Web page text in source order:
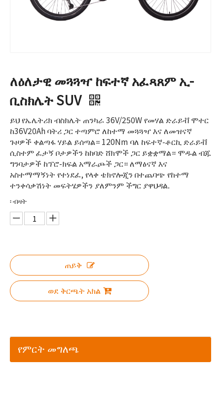
ለዕለታዊ መጓጓዣ ከፍተኛ አፈጻጸም ኢ-
ቢስክሌት SUV
ይህ የኤሌትሪክ ብስክሌት ጠንካራ 36V/250W የመሃል ድራይቭ ሞተር
ከ36V20Ah ባትሪ ጋር ተጣምሮ ለከተማ መጓጓዣ እና ለመዝናኛ
ጉዞዎች ቀልጣፋ ሃይል ይሰጣል። 120Nm ባለ ከፍተኛ-ቶርኪ ድራይቭ
ሲስተም ፈታኝ ቦታዎችን ከከባድ ሸክሞች ጋር ይቋቋማል። ሞዱል ብጁ
ግንባታዎች ከፕሮ-ክፍል አማራጮች ጋር። ለማፅናኛ እና
አስተማማኝነት የተነደፈ, የላቀ ቴክኖሎጂን በተጨባጭ የከተማ
ተንቀሳቃሽነት መፍትሄዎችን ያለምንም ችግር ያዋህዳል.
፡ ብዛት
ጠይቅ
ወደ ቅርጫት አክል
የምርት መግለጫ